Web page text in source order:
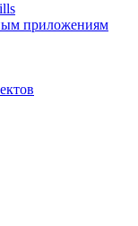
приложениям